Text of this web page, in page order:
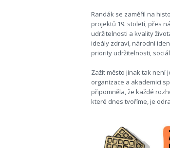
Randák se zaměřil na
projektů 19. století, přes
udržitelnosti a kvality
ideály zdraví, národní
priority udržitelnosti,
Zažít město jinak tak není
organizace a akademici
připomněla, že každé
které dnes tvoříme, je